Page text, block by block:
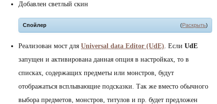
Добавлен светлый скин
(Раскрыть)
Спойлер
Реализован мост для Universal data Editor (UdE). Если UdE
запущен и активирована данная опция в настройках, то в
списках, содержащих предметы или монстров, будут
отображаться всплывающие подсказки. Так же вместо обычного
выбора предметов, монстров, титулов и пр. будет предложен